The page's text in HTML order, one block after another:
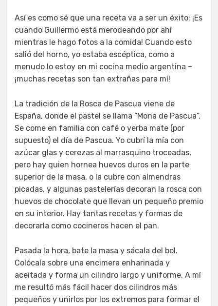
Así es como sé que una receta va a ser un éxito: ¡Es
cuando Guillermo está merodeando por ahí
mientras le hago fotos a la comida! Cuando esto
salió del horno, yo estaba escéptica, como a
menudo lo estoy en mi cocina medio argentina –
¡muchas recetas son tan extrañas para mí!
La tradición de la Rosca de Pascua viene de
España, donde el pastel se llama “Mona de Pascua”.
Se come en familia con café o yerba mate (por
supuesto) el día de Pascua. Yo cubrí la mía con
azúcar glas y cerezas al marrasquino troceadas,
pero hay quien hornea huevos duros en la parte
superior de la masa, o la cubre con almendras
picadas, y algunas pastelerías decoran la rosca con
huevos de chocolate que llevan un pequeño premio
en su interior. Hay tantas recetas y formas de
decorarla como cocineros hacen el pan.
Pasada la hora, bate la masa y sácala del bol.
Colócala sobre una encimera enharinada y
aceitada y forma un cilindro largo y uniforme. A mí
me resultó más fácil hacer dos cilindros más
pequeños y unirlos por los extremos para formar el